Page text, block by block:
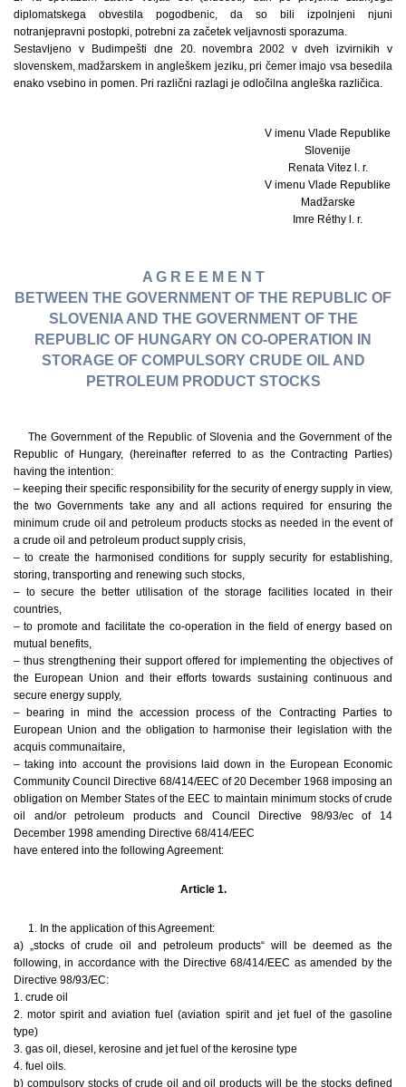
diplomatskega obvestila pogodbenic, da so bili izpolnjeni njuni
notranjepravni postopki, potrebni za začetek veljavnosti sporazuma.
Sestavljeno v Budimpešti dne 20. novembra 2002 v dveh izvirnikih v
slovenskem, madžarskem in angleškem jeziku, pri čemer imajo vsa besedila
enako vsebino in pomen. Pri različni razlagi je odločilna angleška različica.
V imenu Vlade Republike
Slovenije
Renata Vitez l. r.
V imenu Vlade Republike
Madžarske
Imre Réthy l. r.
A G R E E M E N T
BETWEEN THE GOVERNMENT OF THE REPUBLIC OF
SLOVENIA AND THE GOVERNMENT OF THE
REPUBLIC OF HUNGARY ON CO-OPERATION IN
STORAGE OF COMPULSORY CRUDE OIL AND
PETROLEUM PRODUCT STOCKS
The Government of the Republic of Slovenia and the Government of the
Republic of Hungary, (hereinafter referred to as the Contracting Parties)
having the intention:
– keeping their specific responsibility for the security of energy supply in view,
the two Governments take any and all actions required for ensuring the
minimum crude oil and petroleum products stocks as needed in the event of
a crude oil and petroleum product supply crisis,
– to create the harmonised conditions for supply security for establishing,
storing, transporting and renewing such stocks,
– to secure the better utilisation of the storage facilities located in their
countries,
– to promote and facilitate the co-operation in the field of energy based on
mutual benefits,
– thus strengthening their support offered for implementing the objectives of
the European Union and their efforts towards sustaining continuous and
secure energy supply,
– bearing in mind the accession process of the Contracting Parties to
European Union and the obligation to harmonise their legislation with the
acquis communaitaire,
– taking into account the provisions laid down in the European Economic
Community Council Directive 68/414/EEC of 20 December 1968 imposing an
obligation on Member States of the EEC to maintain minimum stocks of crude
oil and/or petroleum products and Council Directive 98/93/ec of 14
December 1998 amending Directive 68/414/EEC
have entered into the following Agreement:
Article 1.
1. In the application of this Agreement:
a) „stocks of crude oil and petroleum products“ will be deemed as the
following, in accordance with the Directive 68/414/EEC as amended by the
Directive 98/93/EC:
1. crude oil
2. motor spirit and aviation fuel (aviation spirit and jet fuel of the gasoline
type)
3. gas oil, diesel, kerosine and jet fuel of the kerosine type
4. fuel oils.
b) compulsory stocks of crude oil and oil products will be the stocks defined